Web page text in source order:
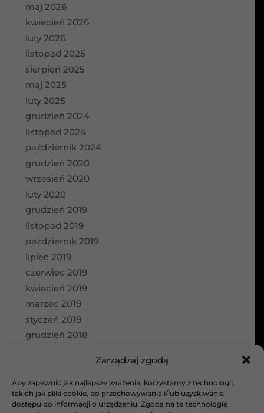
Zarządzaj zgodą
Aby zapewnić jak najlepsze wrażenia, korzystamy z technologii,
takich jak pliki cookie, do przechowywania i/lub uzyskiwania
dostępu do informacji o urządzeniu. Zgoda na te technologie
maj 2026
kwiecień 2026
luty 2026
listopad 2025
sierpień 2025
maj 2025
luty 2025
grudzień 2024
listopad 2024
październik 2024
grudzień 2020
wrzesień 2020
luty 2020
grudzień 2019
listopad 2019
październik 2019
lipiec 2019
czerwiec 2019
kwiecień 2019
marzec 2019
styczeń 2019
grudzień 2018
aktualności
Bez kategorii